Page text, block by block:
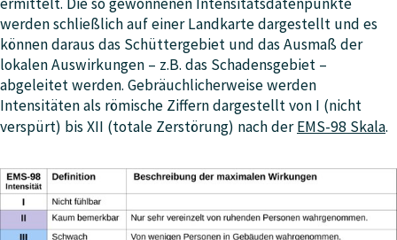
werden schließlich auf einer Landkarte dargestellt und es
können daraus das Schüttergebiet und das Ausmaß der
lokalen Auswirkungen – z.B. das Schadensgebiet –
abgeleitet werden. Gebräuchlicherweise werden
Intensitäten als römische Ziffern dargestellt von I (nicht
verspürt) bis XII (totale Zerstörung) nach derEMS-98 Skala.